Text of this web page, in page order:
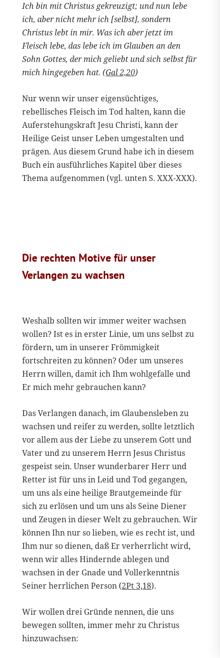
Ich bin mit Christus gekreuzigt; und nun lebe
ich, aber nicht mehr ich [selbst], sondern
Christus lebt in mir. Was ich aber jetzt im
Fleisch lebe, das lebe ich im Glauben an den
Sohn Gottes, der mich geliebt und sich selbst für
mich hingegeben hat. (Gal 2,20)
Nur wenn wir unser eigensüchtiges,
rebellisches Fleisch im Tod halten, kann die
Auferstehungskraft Jesu Christi, kann der
Heilige Geist unser Leben umgestalten und
prägen. Aus diesem Grund habe ich in diesem
Buch ein ausführliches Kapitel über dieses
Thema aufgenommen (vgl. unten S. XXX-XXX).
Die rechten Motive für unser
Verlangen zu wachsen
Weshalb sollten wir immer weiter wachsen
wollen? Ist es in erster Linie, um uns selbst zu
fördern, um in unserer Frömmigkeit
fortschreiten zu können? Oder um unseres
Herrn willen, damit ich Ihm wohlgefalle und
Er mich mehr gebrauchen kann?
Das Verlangen danach, im Glaubensleben zu
wachsen und reifer zu werden, sollte letztlich
vor allem aus der Liebe zu unserem Gott und
Vater und zu unserem Herrn Jesus Christus
gespeist sein. Unser wunderbarer Herr und
Retter ist für uns in Leid und Tod gegangen,
um uns als eine heilige Brautgemeinde für
sich zu erlösen und um uns als Seine Diener
und Zeugen in dieser Welt zu gebrauchen. Wir
können Ihn nur so lieben, wie es recht ist, und
Ihm nur so dienen, daß Er verherrlicht wird,
wenn wir alles Hindernde ablegen und
wachsen in der Gnade und Vollerkenntnis
Seiner herrlichen Person (2Pt 3,18).
Wir wollen drei Gründe nennen, die uns
bewegen sollten, immer mehr zu Christus
hinzuwachsen: